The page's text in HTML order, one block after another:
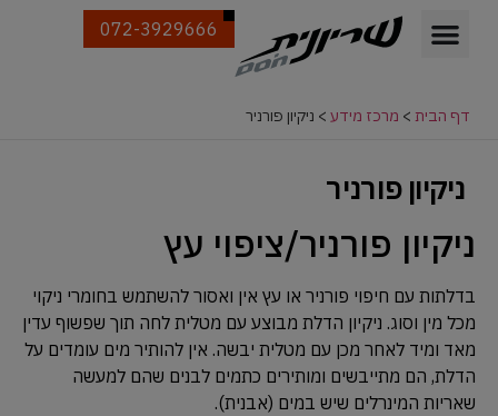
072-3929666
דף הבית > מרכז מידע > ניקיון פורניר
ניקיון פורניר
ניקיון פורניר/ציפוי עץ
בדלתות עם חיפוי פורניר או עץ אין ואסור להשתמש בחומרי ניקוי
מכל מין וסוג. ניקיון הדלת מבוצע עם מטלית לחה תוך שפשוף עדין
מאד ומיד לאחר מכן עם מטלית יבשה. אין להותיר מים עומדים על
הדלת, הם מתייבשים ומותירים כתמים לבנים שהם למעשה
שאריות המינרלים שיש במים (אבנית).